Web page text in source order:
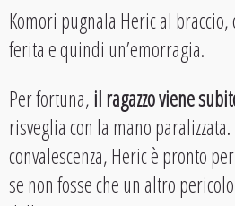
Komori pugnala Heric al
ferita e quindi un’emorragia.
Per fortuna,il ragazzo viene
risveglia con la mano
convalescenza, Heric è pronto
se non fosse che un altro